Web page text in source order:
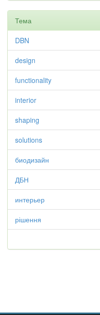
Тема
DBN
design
functionality
interior
shaping
solutions
биодизайн
ДБН
интерьер
рішення